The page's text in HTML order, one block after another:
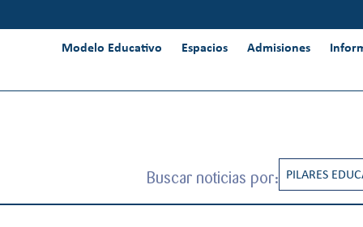
Modelo Educativo Espacios Admisiones
Buscar noticias por: PILARES